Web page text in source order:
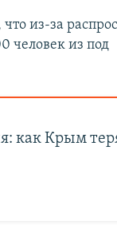
из-за
человек из под
как Крым